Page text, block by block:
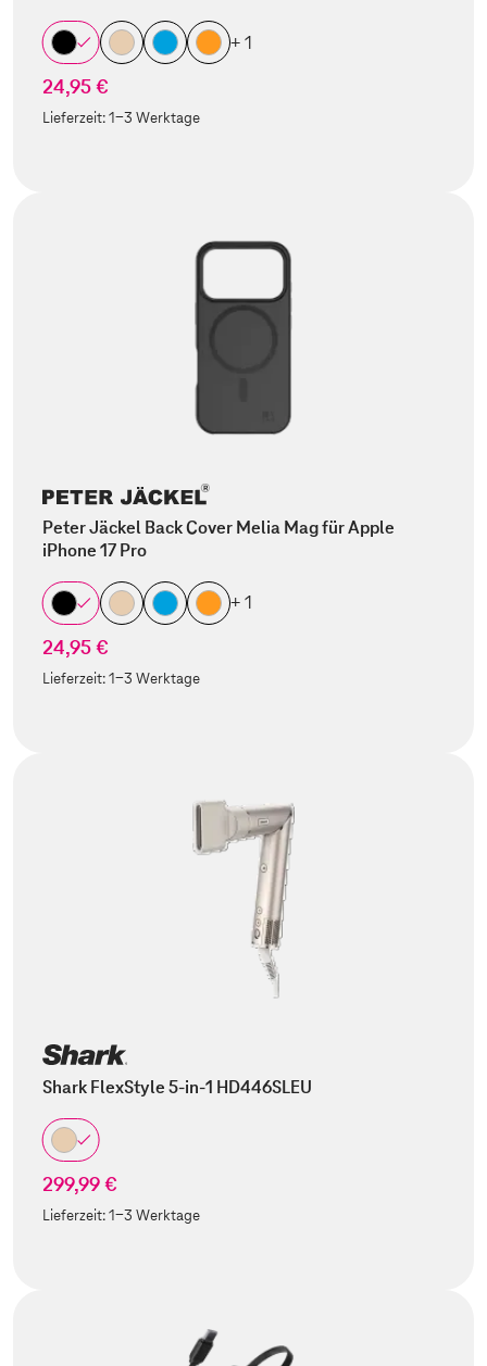
+ 1
24,95 €
Lieferzeit:1-3 Werktage
Peter Jäckel Back Cover Melia Mag für Apple
iPhone 17 Pro
+ 1
24,95 €
Lieferzeit:1-3 Werktage
Shark FlexStyle 5-in-1 HD446SLEU
299,99 €
Lieferzeit:1-3 Werktage